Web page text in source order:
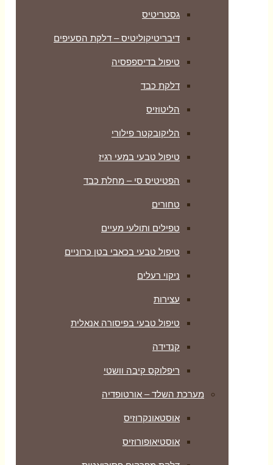
גסטריטיס
דיבריטיקוליטיס – דלקת הסעיפים
טיפול בדיספפסיה
דלקת כבד
הליטוזיס
הליקובקטר פילורי
טיפול טבעי במעי רגיז
הפטיטיס סי – מחלת כבד
טחורים
טפילים ותולעי מעיים
טיפול טבעי בכאבי בטן כרוניים
ניקוי רעלים
עצירות
טיפול טבעי בפיסורה אנאלית
קנדידה
ריפלוקס קיבה וושטי
מערכת השלד – אורטופדיה
אוסטאונקרוזיס
אוסטיאופורוזיס